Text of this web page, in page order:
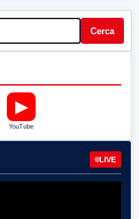
Cerca
▶
YouTube
LIVE